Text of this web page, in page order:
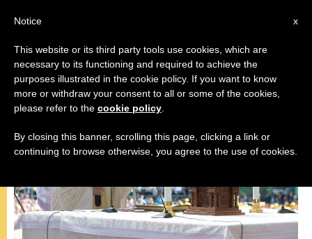
البابا فرنسيس
x
Notice
This website or its third party tools use cookies, which are
necessary to its functioning and required to achieve the
purposes illustrated in the cookie policy. If you want to know
more or withdraw your consent to all or some of the cookies,
please refer to the cookie policy
By closing this banner, scrolling this page, clicking a link or
continuing to browse otherwise, you agree to the use of cookies.